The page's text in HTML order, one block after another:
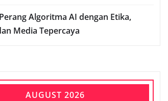
Algoritma AI dengan Etika,
Media Tepercaya
AUGUST 2026